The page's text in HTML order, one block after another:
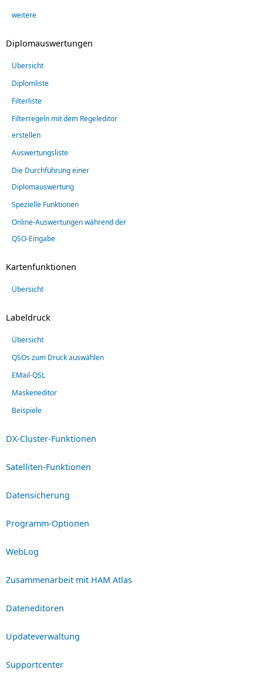
weitere
Diplomauswertungen
Übersicht
Diplomliste
Filterliste
Filterregeln mit dem Regeleditor
erstellen
Auswertungsliste
Die Durchführung einer
Diplomauswertung
Spezielle Funktionen
Online-Auswertungen während der
QSO-Eingabe
Kartenfunktionen
Übersicht
Labeldruck
Übersicht
QSOs zum Druck auswählen
EMail-QSL
Maskeneditor
Beispiele
DX-Cluster-Funktionen
Satelliten-Funktionen
Datensicherung
Programm-Optionen
WebLog
Zusammenarbeit mit HAM Atlas
Dateneditoren
Updateverwaltung
Supportcenter